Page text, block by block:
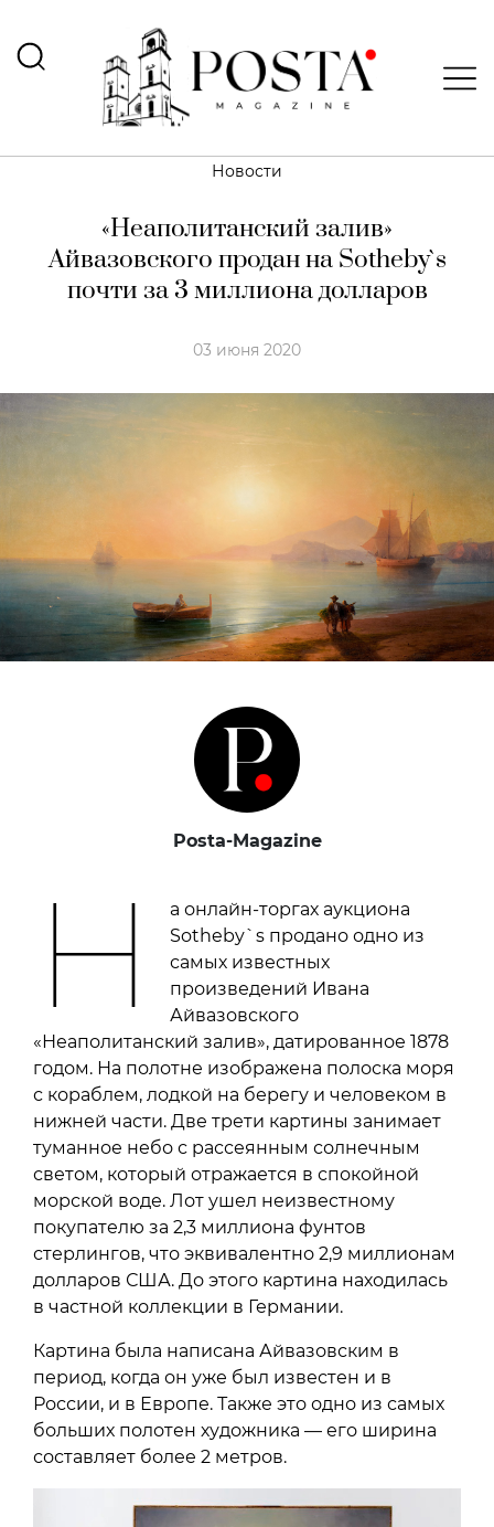
Новости
«Неаполитанский залив»
Айвазовского продан на Sotheby`s
почти за 3 миллиона долларов
03 июня 2020
Posta-Magazine
Н
а онлайн-торгах аукциона
Sotheby`s продано одно из
самых известных
произведений Ивана
Айвазовского
«Неаполитанский залив», датированное 1878
годом. На полотне изображена полоска моря
с кораблем, лодкой на берегу и человеком в
нижней части. Две трети картины занимает
туманное небо с рассеянным солнечным
светом, который отражается в спокойной
морской воде. Лот ушел неизвестному
покупателю за 2,3 миллиона фунтов
стерлингов, что эквивалентно 2,9 миллионам
долларов США. До этого картина находилась
в частной коллекции в Германии.
Картина была написана Айвазовским в
период, когда он уже был известен и в
России, и в Европе. Также это одно из самых
больших полотен художника — его ширина
составляет более 2 метров.